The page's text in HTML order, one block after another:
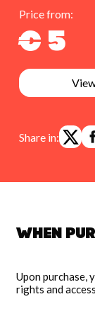
Price from:
€ 5
Share in:
When
Upon purchase,
rights and